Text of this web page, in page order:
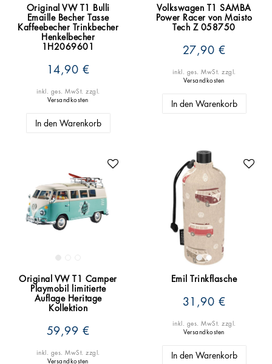
Original VW T1 Bulli
Emaille Becher Tasse
Kaffeebecher Trinkbecher
Henkelbecher
1H2069601
14,90 €
inkl. ges. MwSt. zzgl.
Versandkosten
In den Warenkorb
Volkswagen T1 SAMBA
Power Racer von Maisto
Tech Z 058750
27,90 €
inkl. ges. MwSt. zzgl.
Versandkosten
In den Warenkorb
Original VW T1 Camper
Playmobil limitierte
Auflage Heritage
Kollektion
59,99 €
inkl. ges. MwSt. zzgl.
Versandkosten
Emil Trinkflasche
31,90 €
inkl. ges. MwSt. zzgl.
Versandkosten
In den Warenkorb